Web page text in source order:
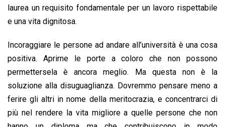
laurea un requisito fondamentale per un lavoro rispettabile
e una vita dignitosa.
Incoraggiare le persone ad andare all’università è una cosa
positiva. Aprirne le porte a coloro che non possono
permettersela è ancora meglio. Ma questa non è la
soluzione alla disuguaglianza. Dovremmo pensare meno a
ferire gli altri in nome della meritocrazia, e concentrarci di
più nel rendere la vita migliore a quelle persone che non